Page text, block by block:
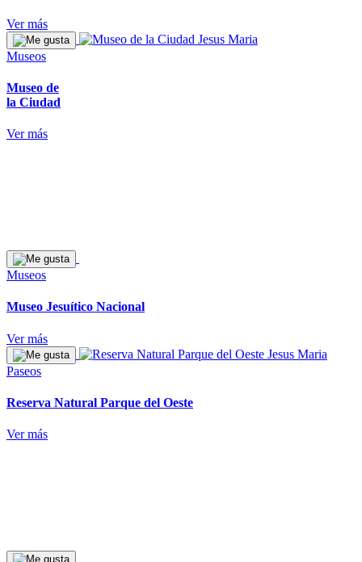
Ver más
Museos
Museo de
la Ciudad
Ver más
Museos
Museo Jesuítico Nacional
Ver más
Paseos
Reserva Natural Parque del Oeste
Ver más